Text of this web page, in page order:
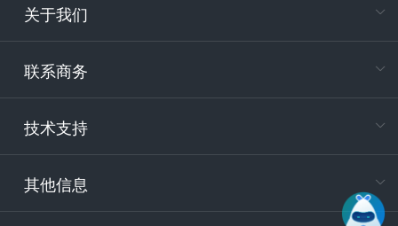
关于我们
联系商务
技术支持
其他信息
电
400-
技